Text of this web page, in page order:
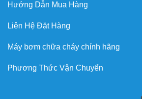
Hướng Dẫn Mua Hàng
Liên Hệ Đặt Hàng
Máy bơm chữa cháy chính hãng
Phương Thức Vận Chuyển